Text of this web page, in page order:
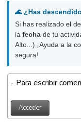
🌊 ¿Has
Si has realizado el
la fecha de tu
Alto...) ¡Ayuda a la
segura!
- Para escribir
Acceder